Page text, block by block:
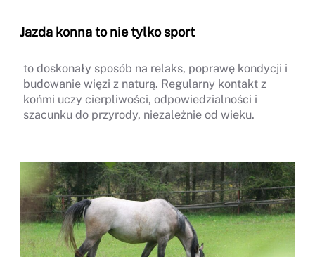
Jazda konna to nie tylko sport
to doskonały sposób na relaks, poprawę kondycji i
budowanie więzi z naturą. Regularny kontakt z
końmi uczy cierpliwości, odpowiedzialności i
szacunku do przyrody, niezależnie od wieku.